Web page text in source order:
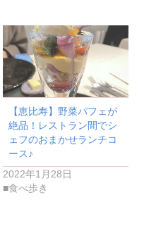
【恵比寿】野菜パフェが
絶品！レストラン間でシ
ェフのおまかせランチコ
ース♪
2022年1月28日
■食べ歩き